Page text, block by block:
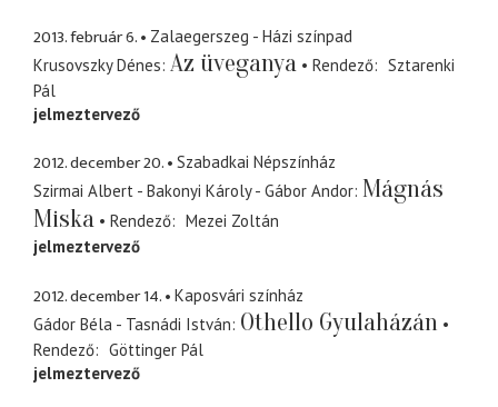
2013. február 6.
Zalaegerszeg - Házi színpad
Krusovszky Dénes Az üveganya Rendező
Sztarenki
Pál
jelmeztervező
2012. december 20.
Szabadkai Népszínház
Szirmai Albert - Bakonyi Károly - Gábor Andor Mágnás
Miska
Rendező
Mezei Zoltán
jelmeztervező
2012. december 14.
Kaposvári színház
Gádor Béla - Tasnádi István Othello Gyulaházán
Rendező
Göttinger Pál
jelmeztervező